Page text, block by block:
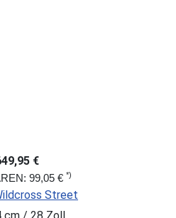
€
99,05 € *)
Street